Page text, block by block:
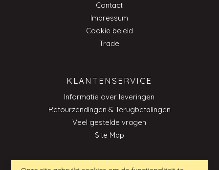
Contact
Impressum
Cookie beleid
Trade
KLANTENSERVICE
Informatie over leveringen
Retourzendingen & Terugbetalingen
Veel gestelde vragen
Site Map